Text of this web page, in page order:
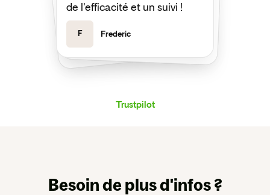
J Joseph
de l'efficacité et un suivi !
F Frederic
Trustpilot
Besoin de plus d'infos ?